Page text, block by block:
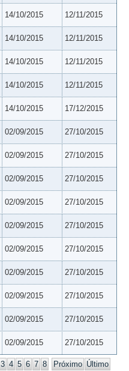
14/10/2015 12/11/2015
14/10/2015 12/11/2015
14/10/2015 12/11/2015
14/10/2015 12/11/2015
14/10/2015 17/12/2015
02/09/2015 27/10/2015
02/09/2015 27/10/2015
02/09/2015 27/10/2015
02/09/2015 27/10/2015
02/09/2015 27/10/2015
02/09/2015 27/10/2015
02/09/2015 27/10/2015
02/09/2015 27/10/2015
02/09/2015 27/10/2015
02/09/2015 27/10/2015
3 4 5 6 7 8 Próximo Último